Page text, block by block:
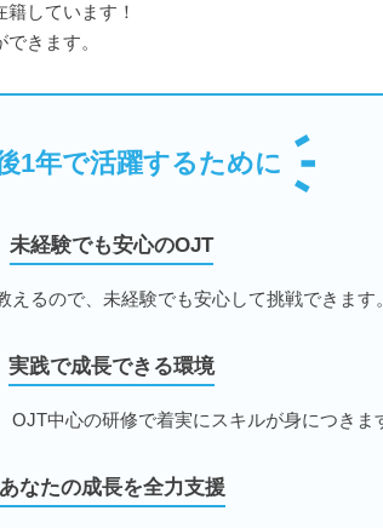
しています！
きます。
1年で活躍するために
未経験でも安心のOJT
えるので、未経験でも安心して挑戦できます。
実践で成長できる環境
OJT中心の研修で着実にスキルが身につきま
あなたの成長を全力支援